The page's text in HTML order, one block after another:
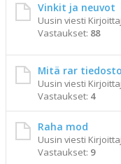
Vinkit ja neuvot
Uusin viesti
Vastaukset: 88
Mitä rar
Uusin viesti
Vastaukset: 4
Raha mod
Uusin viesti
Vastaukset: 9